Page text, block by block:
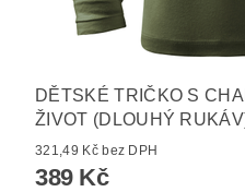
DĚTSKÉ TRIČKO S
ŽIVOT (DLOUHÝ
321,49 Kč bez DPH
389 Kč